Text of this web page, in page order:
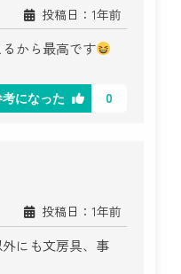
投稿日：1年前
から最高です
考になった 0
投稿日：1年前
にも文房具、事